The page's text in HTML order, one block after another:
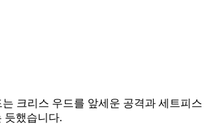
크리스 우드를 앞세운 공격과 세트피스
듯했습니다.